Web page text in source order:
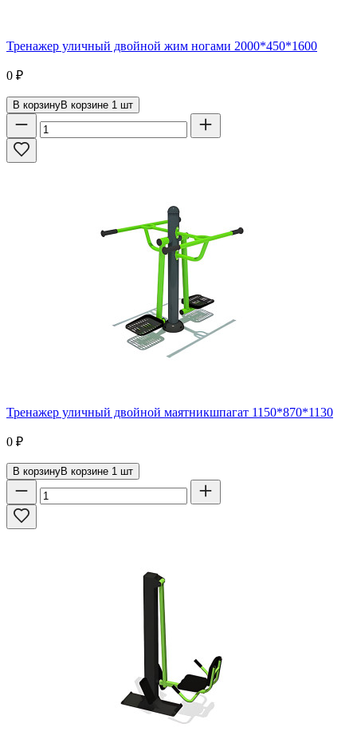
Тренажер уличный двойной жим ногами 2000*450*1600
0 ₽
В корзинуВ корзине 1 шт
Тренажер уличный двойной маятникшпагат 1150*870*1130
0 ₽
В корзинуВ корзине 1 шт